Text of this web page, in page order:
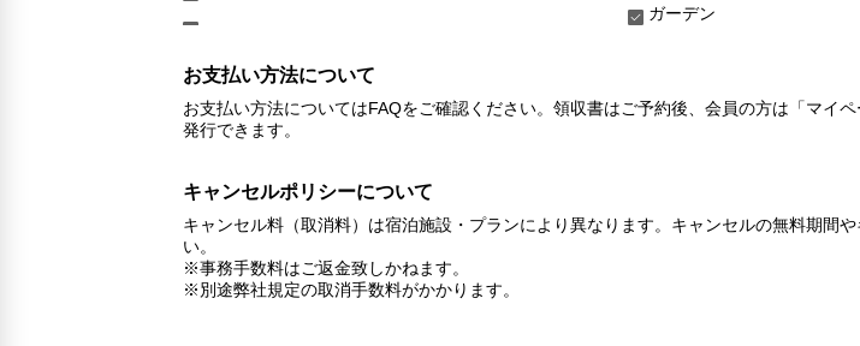
ガーデン
お支払い方法について
お支払い方法についてはFAQをご確認ください。領収書はご予約後、会員の方は「マイ
発行できます。
キャンセルポリシーについて
キャンセル料（取消料）は宿泊施設・プランにより異なります。キャンセルの無料期間
い。
※事務手数料はご返金致しかねます。
※別途弊社規定の取消手数料がかかります。